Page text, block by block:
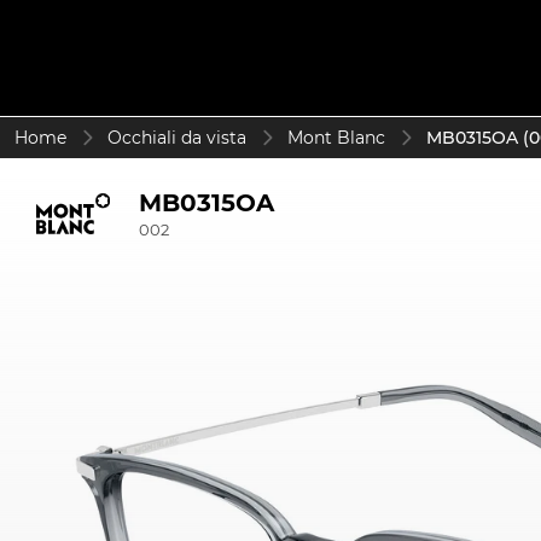
Home Occhiali da vista Mont Blanc MB0315OA
MB0315OA
002